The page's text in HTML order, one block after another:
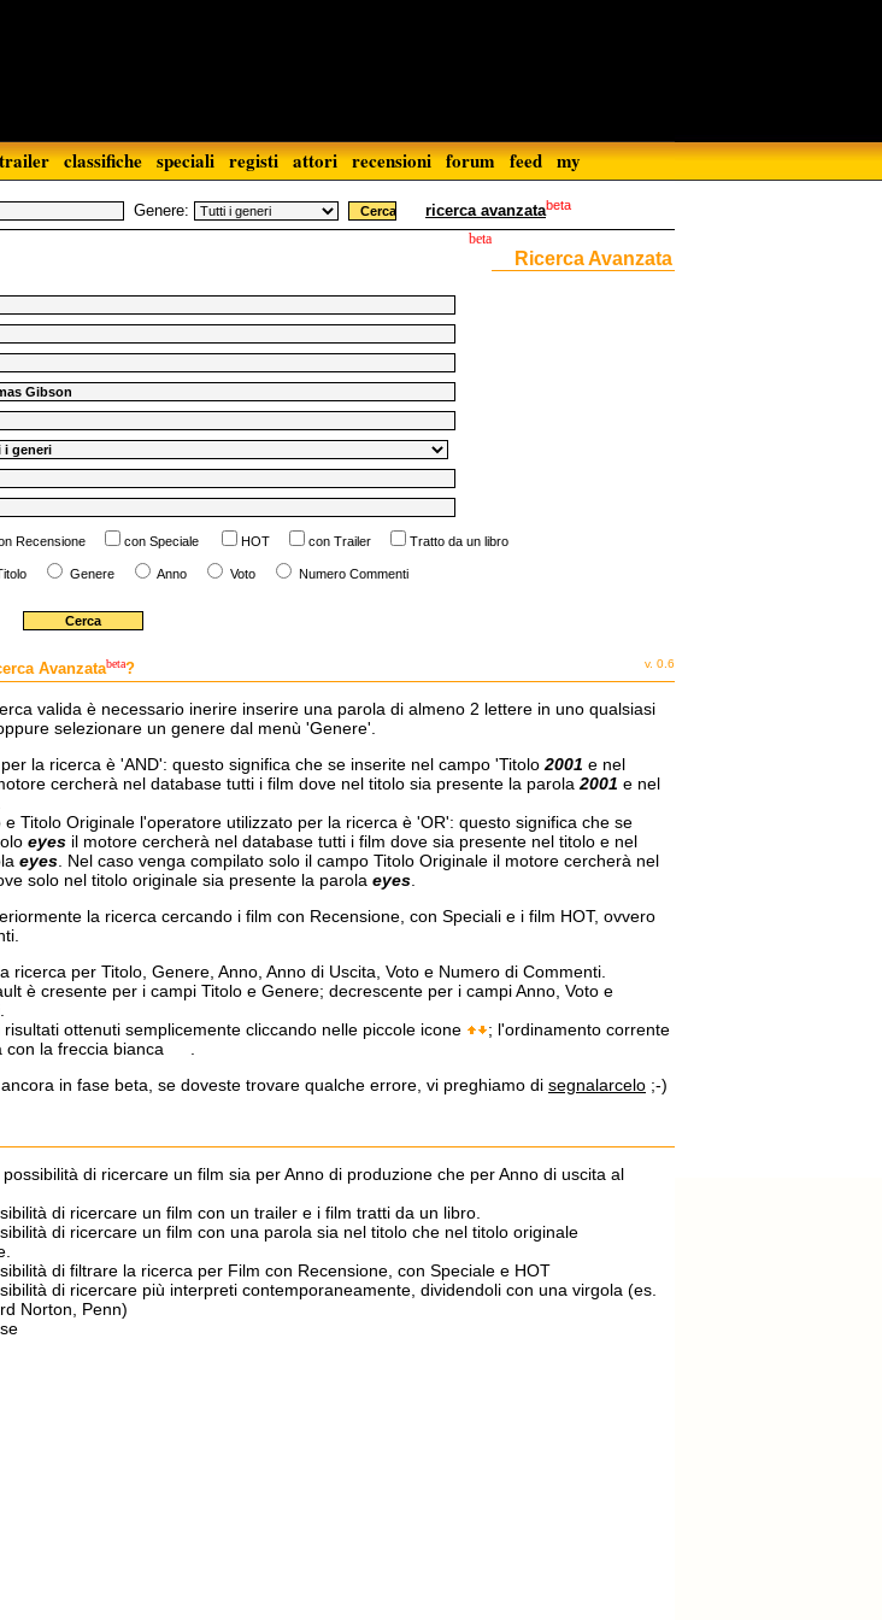
trailer classifiche speciali registi attori recensioni forum feed my
Genere: ricerca avanzatabeta
Ricerca Avanzata
beta
Recensione con Speciale HOT con Trailer
Tratto da un libro
Genere Anno Voto Numero Commenti
v. 0.6
Avanzatabeta?
valida è necessario inerire inserire una parola di almeno 2 lettere in uno qualsiasi
selezionare un genere dal menù 'Genere'.
la ricerca è 'AND': questo significa che se inserite nel campo 'Titolo 2001 e nel
cercherà nel database tutti i film dove nel titolo sia presente la parola 2001 e nel
e Titolo Originale l'operatore utilizzato per la ricerca è 'OR': questo significa che se
eyes il motore cercherà nel database tutti i film dove sia presente nel titolo e nel
eyes . Nel caso venga compilato solo il campo Titolo Originale il motore cercherà nel
solo nel titolo originale sia presente la parola eyes
la ricerca cercando i film con Recensione, con Speciali e i film HOT, ovvero
ricerca per Titolo, Genere, Anno, Anno di Uscita, Voto e Numero di Commenti.
è cresente per i campi Titolo e Genere; decrescente per i campi Anno, Voto e
ottenuti semplicemente cliccando nelle piccole icone
; l'ordinamento corrente
la freccia bianca
in fase beta, se doveste trovare qualche errore, vi preghiamo di segnalarcelo ;-)
di ricercare un film sia per Anno di produzione che per Anno di uscita al
di ricercare un film con un trailer e i film tratti da un libro.
di ricercare un film con una parola sia nel titolo che nel titolo originale
di filtrare la ricerca per Film con Recensione, con Speciale e HOT
di ricercare più interpreti contemporaneamente, dividendoli con una virgola (es.
Norton, Penn)